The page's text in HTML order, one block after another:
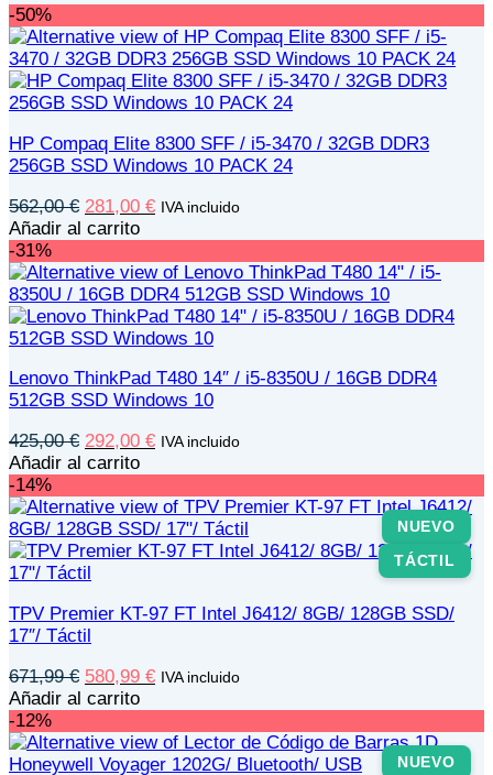
-50%
HP Compaq Elite 8300 SFF / i5-3470 / 32GB DDR3
256GB SSD Windows 10 PACK 24
562,00€ El
precio
era:
562,00 €.
281,00 €El
es:
281,00 €.
IVA incluido
Añadir al carrito
-31%
Lenovo ThinkPad T480 14″ / i5-8350U / 16GB DDR4
512GB SSD Windows 10
425,00€ El
precio
era:
425,00 €.
292,00 €El
es:
292,00 €.
IVA incluido
Añadir al carrito
-14%
NUEVO
TÁCTIL
TPV Premier KT-97 FT Intel J6412/ 8GB/ 128GB SSD/
17″/ Táctil
671,99€ El
precio
era:
671,99 €.
580,99 €El
es:
580,99 €.
IVA incluido
Añadir al carrito
-12%
NUEVO